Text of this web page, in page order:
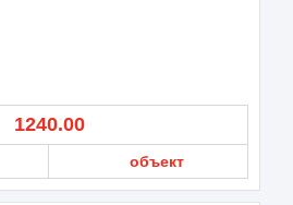
1240.00
объект